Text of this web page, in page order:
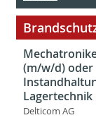
(m/w/d) oder
Lagertechnik
Delticom AG